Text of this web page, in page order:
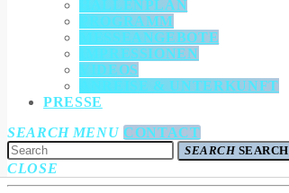
HALLENPLAN
PROGRAMM
MESSEANGEBOTE
IMPRESSIONEN
VIDEOS
ANREISE & UNTERKUNFT
PRESSE
SEARCH MENU CONTACT
SEARCHSEARCH
CLOSE